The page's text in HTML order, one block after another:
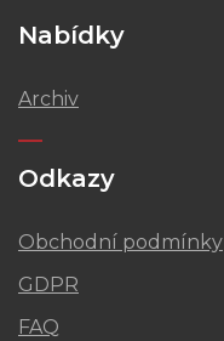
Nabídky
Archiv
Odkazy
Obchodní podmínky
GDPR
FAQ